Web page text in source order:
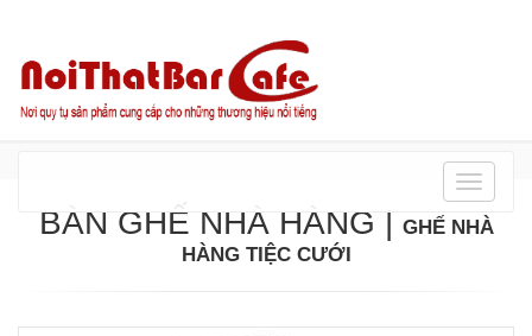
Danh
mục
BÀN GHẾ NHÀ HÀNG | GHẾ NHÀ
HÀNG TIỆC CƯỚI